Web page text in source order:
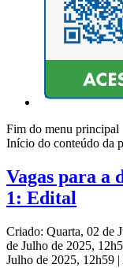
Fim do menu principal
Início do conteúdo da
Vagas para a
1: Edital
Criado: Quarta, 02 de
de Julho de 2025,
Julho de 2025, 12h59 |